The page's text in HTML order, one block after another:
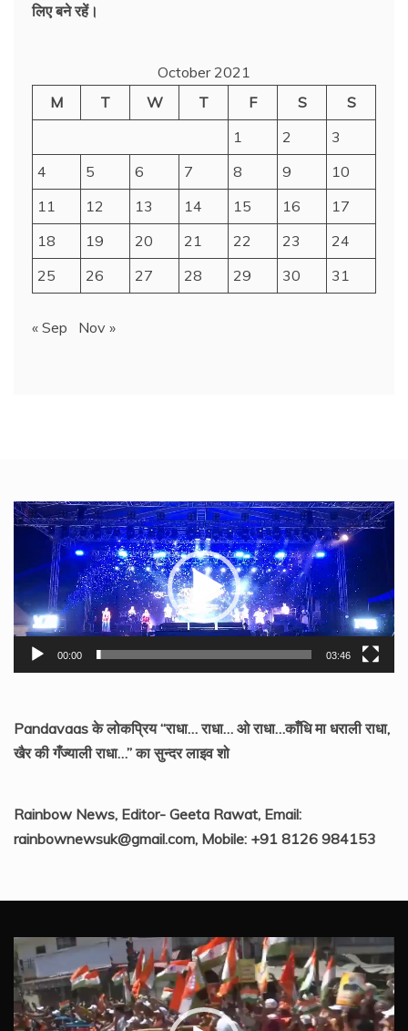
लिए बने रहें।
October 2021
M
T W T F S
S
1
2
3
4
5 6 7 8 9
10
11
12 13 14 15 16
17
18
19 20 21 22 23
24
25
26 27 28 29 30 31
« Sep Nov »
Video
Player
00:00 03:46
Pandavaas के लोकप्रिय “राधा… राधा… ओ राधा…काँधि मा धराली राधा,
खैर की गँज्याली राधा…” का सुन्दर लाइव शो
Rainbow News, Editor- Geeta Rawat, Email:
rainbownewsuk@gmail.com, Mobile: +91 8126 984153
Video
Player